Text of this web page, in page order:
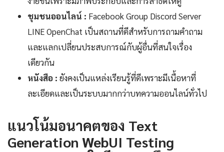
ชุมชนออนไลน์ : Facebook Group Discord Server
LINE OpenChat เป็นสถานที่ดีสำหรับการถามคำถาม
และแลกเปลี่ยนประสบการณ์กับผู้อื่นที่สนใจเรื่อง
เดียวกัน
หนังสือ : ยังคงเป็นแหล่งเรียนรู้ที่ดีเพราะมีเนื้อหาที่
ละเอียดและเป็นระบบมากกว่าบทความออนไลน์ทั่วไป
แนวโน้มอนาคตของ Text
Generation WebUI Testing